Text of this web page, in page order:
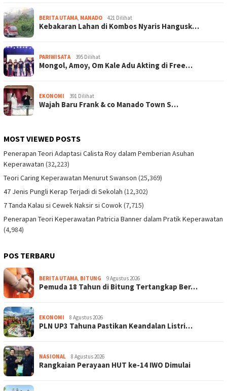
BERITA UTAMA MANADO 421 Dilihat
Kebakaran Lahan di Kombos Nyaris Hangusk…
PARIWISATA 395 Dilihat
Mongol, Amoy, Om Kale Adu Akting di Free…
EKONOMI 391 Dilihat
Wajah Baru Frank & co Manado Town S…
MOST VIEWED POSTS
Penerapan Teori Adaptasi Calista Roy dalam Pemberian Asuhan
Keperawatan (32,223)
Teori Caring Keperawatan Menurut Swanson (25,369)
47 Jenis Pungli Kerap Terjadi di Sekolah (12,302)
7 Tanda Kalau si Cewek Naksir si Cowok(7,715)
Penerapan Teori Keperawatan Patricia Banner dalam Pratik Keperawatan
(4,984)
POS TERBARU
BERITA UTAMA BITUNG 9 Agustus 2026
Pemuda 18 Tahun di Bitung Tertangkap Ber…
EKONOMI 8 Agustus 2026
PLN UP3 Tahuna Pastikan Keandalan Listri…
NASIONAL 8 Agustus 2026
Rangkaian Perayaan HUT ke-14 IWO Dimulai